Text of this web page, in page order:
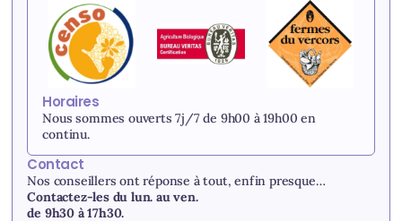
Horaires
Nous sommes ouverts 7j/7 de 9h00 à 19h00 en
continu.
Contact
Nos conseillers ont réponse à tout, enfin presque…
Contactez-les du lun. au ven.
de 9h30 à 17h30.